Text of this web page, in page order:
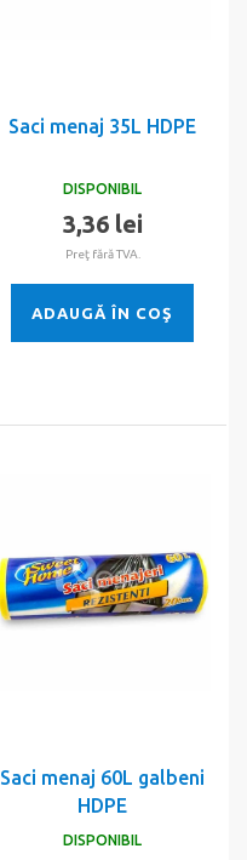
Saci menaj 35L HDPE
DISPONIBIL
3,36 lei
Preţ fără TVA.
ADAUGĂ ÎN COŞ
Saci menaj 60L galbeni
HDPE
DISPONIBIL